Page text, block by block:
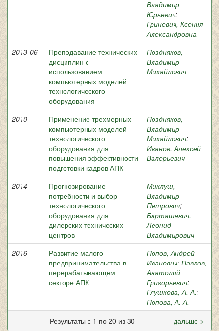
Владимир
Юрьевич;
Гриневич, Ксения
Александровна
2013-06
Преподавание технических
дисциплин с
использованием
компьютерных моделей
технологического
оборудования
Поздняков,
Владимир
Михайлович
2010
Применение трехмерных
компьютерных моделей
технологического
оборудования для
повышения эффективности
подготовки кадров АПК
Поздняков,
Владимир
Михайлович;
Иванов, Алексей
Валерьевич
2014
Прогнозирование
потребности и выбор
технологического
оборудования для
дилерских технических
центров
Миклуш,
Владимир
Петрович;
Барташевич,
Леонид
Владимирович
2016
Развитие малого
предпринимательства в
перерабатывающем
секторе АПК
Попов, Андрей
Иванович; Павлов,
Анатолий
Григорьевич;
Глушкова, А. А.;
Попова, А. А.
Результаты с 1 по 20 из 30
дальше >